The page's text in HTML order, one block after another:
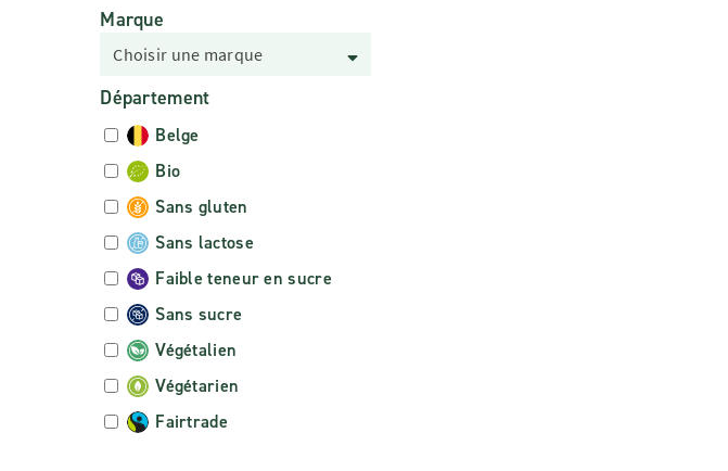
Marque
Choisir une marque
Département
Belge
Bio
Sans gluten
Sans lactose
Faible teneur en sucre
Sans sucre
Végétalien
Végétarien
Fairtrade